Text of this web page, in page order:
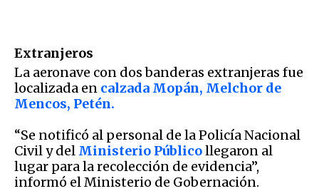
Extranjeros
La aeronave con dos banderas extranjeras fue
localizada en calzada Mopán, Melchor de
Mencos, Petén.
“Se notificó al personal de la Policía Nacional
Civil y del Ministerio Públicollegaron al
lugar para la recolección de evidencia”,
informó el Ministerio de Gobernación.